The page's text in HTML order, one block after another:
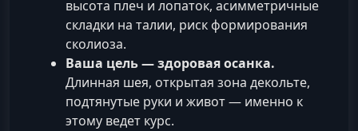
высота плеч и лопаток, асимметричные
складки на талии, риск формирования
сколиоза.
Ваша цель — здоровая осанка.
Длинная шея, открытая зона декольте,
подтянутые руки и живот — именно к
этому ведет курс.